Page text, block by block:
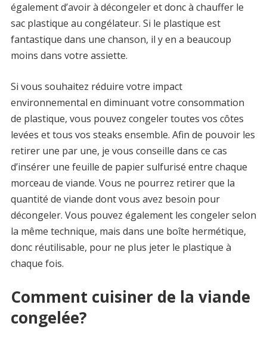
également d’avoir à décongeler et donc à chauffer le
sac plastique au congélateur. Si le plastique est
fantastique dans une chanson, il y en a beaucoup
moins dans votre assiette.
Si vous souhaitez réduire votre impact
environnemental en diminuant votre consommation
de plastique, vous pouvez congeler toutes vos côtes
levées et tous vos steaks ensemble. Afin de pouvoir les
retirer une par une, je vous conseille dans ce cas
d’insérer une feuille de papier sulfurisé entre chaque
morceau de viande. Vous ne pourrez retirer que la
quantité de viande dont vous avez besoin pour
décongeler. Vous pouvez également les congeler selon
la même technique, mais dans une boîte hermétique,
donc réutilisable, pour ne plus jeter le plastique à
chaque fois.
Comment cuisiner de la viande
congelée?